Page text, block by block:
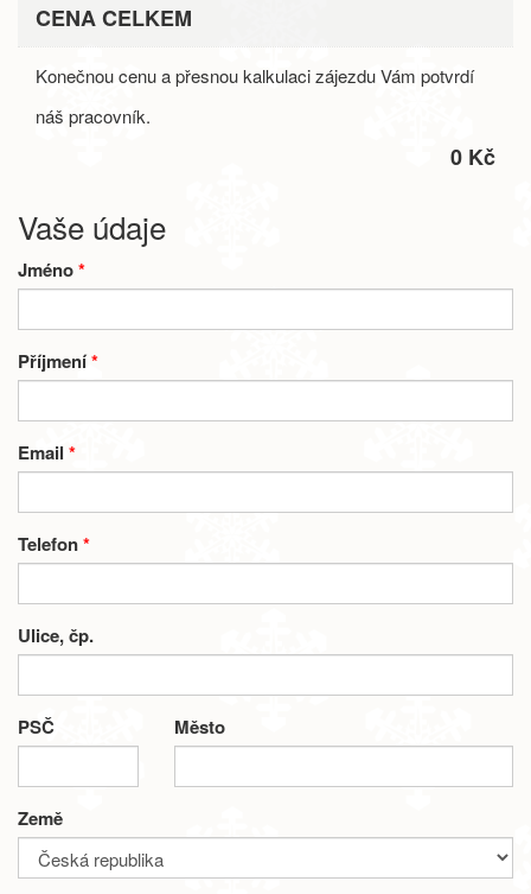
CENA CELKEM
Konečnou cenu a přesnou kalkulaci zájezdu Vám potvrdí
náš pracovník.
0 Kč
Vaše údaje
Jméno*
Příjmení*
Email*
Telefon*
Ulice, čp.
PSČ Město
Země